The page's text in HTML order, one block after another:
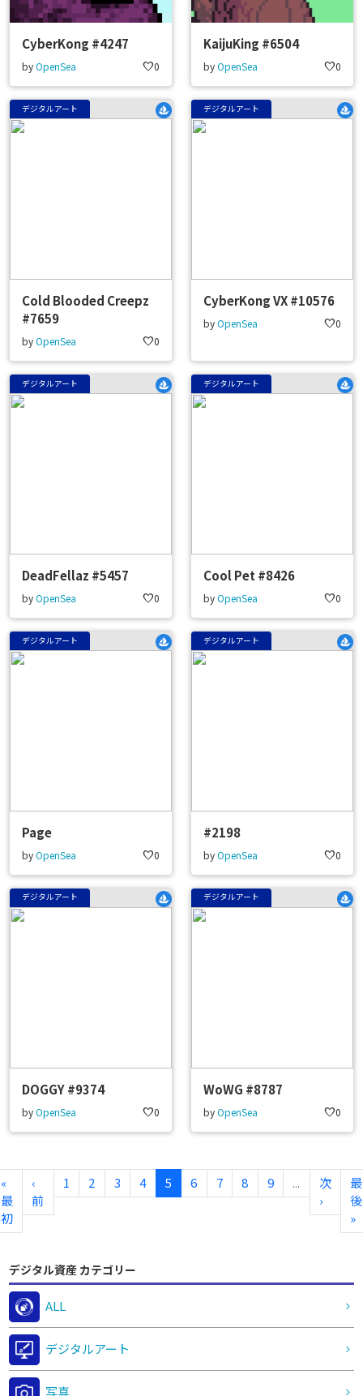
デジタル資産 カテゴリー
ALL
デジタルアート
写真
CyberKong #4247
byOpenSea favorite0
KaijuKing #6504
byOpenSea favorite0
デジタルアート
Cold Blooded Creepz
#7659
byOpenSea favorite0
デジタルアート
CyberKong VX #10576
byOpenSea favorite0
デジタルアート
DeadFellaz #5457
byOpenSea favorite0
デジタルアート
Cool Pet #8426
byOpenSea favorite0
デジタルアート
Page
byOpenSea favorite0
デジタルアート
#2198
byOpenSea favorite0
デジタルアート
DOGGY #9374
byOpenSea favorite0
デジタルアート
WoWG #8787
byOpenSea favorite0
«
最
初
‹
前
1 2 3 4 5 6 7 8 9 ...
次
›
最
後
»